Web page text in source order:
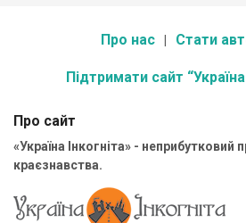
Про нас Стати
Підтримати сайт “Україна
Про сайт
«Україна Інкогніта» - неприбутковий
краєзнавства.